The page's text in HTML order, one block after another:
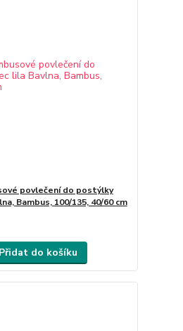
povlečení do postýlky
Bambus, 100/135, 40/60 cm
Přidat do košíku